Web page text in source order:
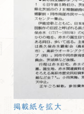
掲載紙を拡大